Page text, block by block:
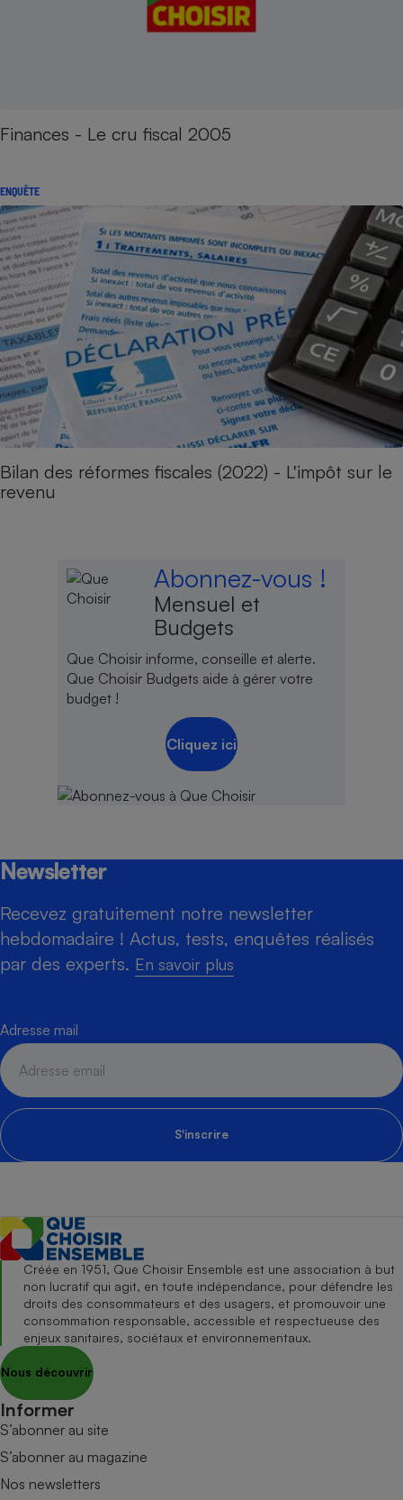
Finances - Le cru fiscal 2005
ENQUÊTE
Bilan des réformes fiscales (2022) - L'impôt sur le
revenu
Abonnez-vous !
Mensuel et
Budgets
Que Choisir informe, conseille et alerte.
Que Choisir Budgets aide à gérer votre
budget !
Cliquez ici
Newsletter
Recevez gratuitement notre newsletter
hebdomadaire ! Actus, tests, enquêtes réalisés
par des experts. En savoir plus
Adresse mail
S'inscrire
Créée en 1951, Que Choisir Ensemble est une association à but
non lucratif qui agit, en toute indépendance, pour défendre les
droits des consommateurs et des usagers, et promouvoir une
consommation responsable, accessible et respectueuse des
enjeux sanitaires, sociétaux et environnementaux.
Nous découvrir
Informer
S’abonner au site
S’abonner au magazine
Nos newsletters